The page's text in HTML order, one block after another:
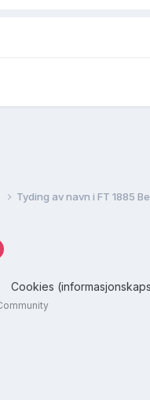
Tyding av navn i FT 1885
Cookies